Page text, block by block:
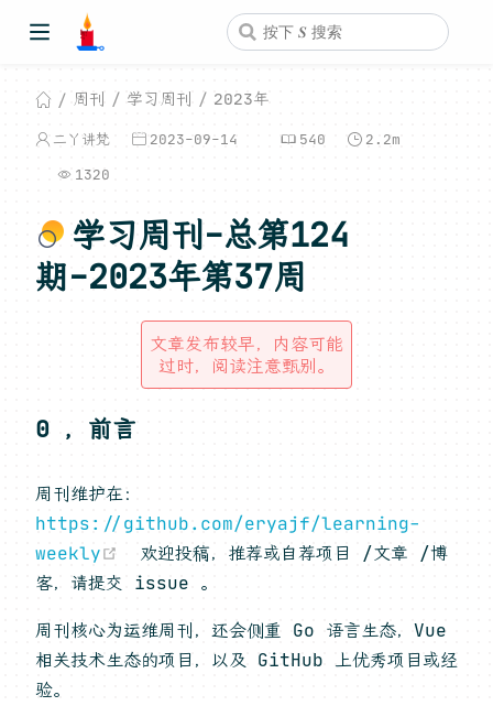
周刊 学习周刊 2023年
二丫讲梵 2023-09-14 540 2.2m
1320
学习周刊-总第124
期-2023年第37周
文章发布较早，内容可能
过时，阅读注意甄别。
0 ，前言
周刊维护在：
https://github.com/eryajf/learning-
weekly
(opens new window)
欢迎投稿，推荐或自荐项目 /文章 /博
客，请提交 issue 。
周刊核心为运维周刊，还会侧重 Go 语言生态，Vue
相关技术生态的项目，以及 GitHub 上优秀项目或经
验。